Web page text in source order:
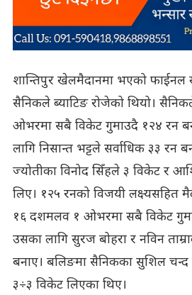
शान्तिपुर खेलमैदानमा भएको
सैनिकले ब्याटिङ रोजेको थियो।
ओभरमा सबै विकेट गुमाउदै १२४ रन
लागि निसान्त भट्टले सर्वाधिक ३३ रन
ज्योतीका विनोद सिँहले ३ विकेट र
लिए। १२५ रनको विजयी लक्ष्यसहित
१६ दशमलव १ ओभरमा सबै विकेट
उसका लागि सुरज बोहरा र नविन
बनाए। बलिङमा सैनिकका सुशिल चन्द
३÷३ विकेट लिएका थिए।